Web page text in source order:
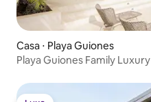
Casa ⋅ Playa Guiones
Playa Guiones Family Luxury